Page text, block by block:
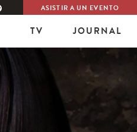
ASISTIR A UN EVENTO
TV JOURNAL